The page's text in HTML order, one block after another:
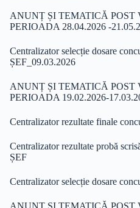
ANUNȚ ȘI TEMATICĂ POST
PERIOADA 28.04.2026 -
Centralizator selecție dosare
ȘEF_09.03.2026
ANUNȚ ȘI TEMATICĂ POST
PERIOADA 19.02.2026-
Centralizator rezultate finale
Centralizator rezultate probă
ȘEF
Centralizator selecție dosare
ANUNȚ ȘI TEMATICĂ POST